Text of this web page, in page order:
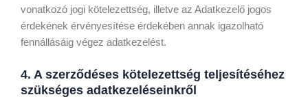
vonatkozó jogi kötelezettség, illetve az Adatkezelő jogos
érdekének érvényesítése érdekében annak igazolható
fennállásáig végez adatkezelést.
4. A szerződéses kötelezettség teljesítéséhez
szükséges adatkezeléseinkről